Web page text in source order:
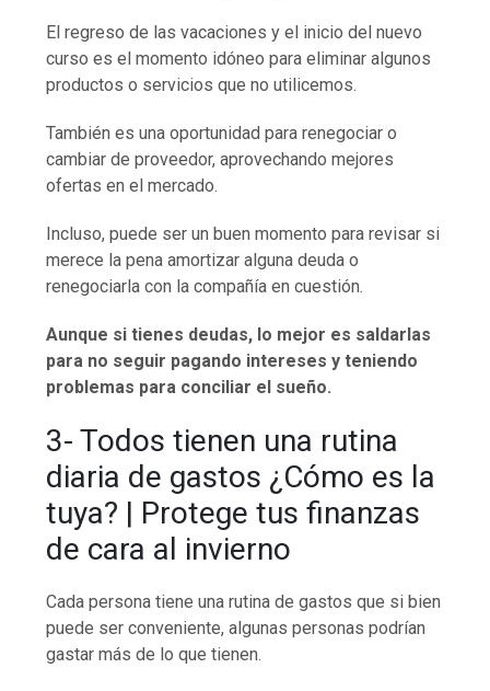
El regreso de las vacaciones y el inicio del nuevo
curso es el momento idóneo para eliminar algunos
productos o servicios que no utilicemos.
También es una oportunidad para renegociar o
cambiar de proveedor, aprovechando mejores
ofertas en el mercado.
Incluso, puede ser un buen momento para revisar si
merece la pena amortizar alguna deuda o
renegociarla con la compañía en cuestión.
Aunque si tienes deudas, lo mejor es saldarlas
para no seguir pagando intereses y teniendo
problemas para conciliar el sueño.
3- Todos tienen una rutina
diaria de gastos ¿Cómo es la
tuya? | Protege tus finanzas
de cara al invierno
Cada persona tiene una rutina de gastos que si bien
puede ser conveniente, algunas personas podrían
gastar más de lo que tienen.